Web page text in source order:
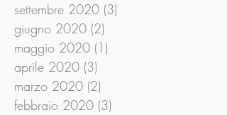
settembre 2020 (3)
giugno 2020 (2)
maggio 2020 (1)
aprile 2020 (3)
marzo 2020 (2)
febbraio 2020 (3)